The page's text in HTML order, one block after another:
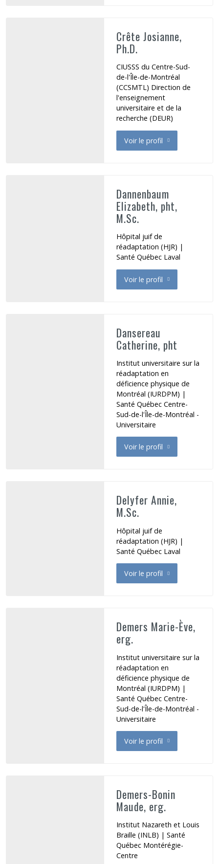
Crête Josianne,
Ph.D.
CIUSSS du Centre-Sud-
de-l'Île-de-Montréal
(CCSMTL) Direction de
l'enseignement
universitaire et de la
recherche (DEUR)
Voir le profil
de Crête Josianne
Dannenbaum
Elizabeth, pht,
M.Sc.
Hôpital juif de
réadaptation (HJR) |
Santé Québec Laval
Voir le profil
de Dannenbaum Elizabeth
Dansereau
Catherine, pht
Institut universitaire sur la
réadaptation en
déficience physique de
Montréal (IURDPM) |
Santé Québec Centre-
Sud-de-l'Île-de-Montréal -
Universitaire
Voir le profil
de Dansereau Catherine
Delyfer Annie,
M.Sc.
Hôpital juif de
réadaptation (HJR) |
Santé Québec Laval
Voir le profil
de Delyfer Annie
Demers Marie-Ève,
erg.
Institut universitaire sur la
réadaptation en
déficience physique de
Montréal (IURDPM) |
Santé Québec Centre-
Sud-de-l'Île-de-Montréal -
Universitaire
Voir le profil
de Demers Marie-Ève
Demers-Bonin
Maude, erg.
Institut Nazareth et Louis
Braille (INLB) | Santé
Québec Montérégie-
Centre